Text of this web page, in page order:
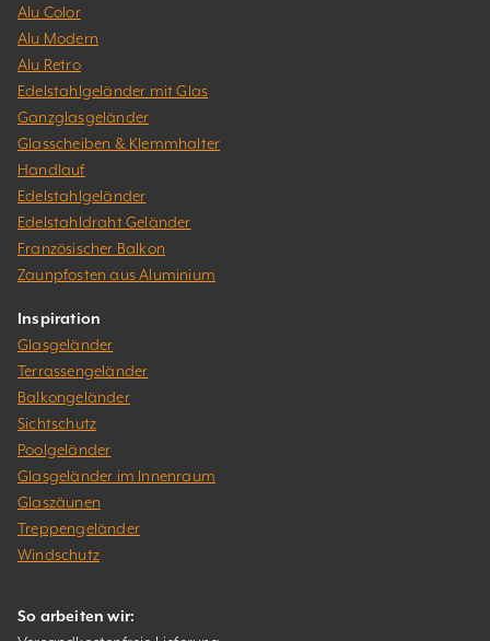
Alu Color
Alu Modern
Alu Retro
Edelstahlgeländer mit Glas
Ganzglasgeländer
Glasscheiben & Klemmhalter
Handlauf
Edelstahlgeländer
Edelstahldraht Geländer
Französischer Balkon
Zaunpfosten aus Aluminium
Inspiration
Glasgeländer
Terrassengeländer
Balkongeländer
Sichtschutz
Poolgeländer
Glasgeländer im Innenraum
Glaszäunen
Treppengeländer
Windschutz
So arbeiten wir: